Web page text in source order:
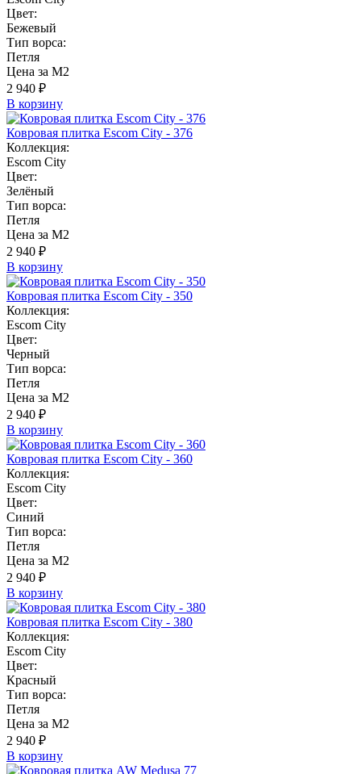
Цвет:
Бежевый
Тип ворса:
Петля
Цена за М2
2 940 ₽
В корзину
Ковровая плитка Escom City - 376
Коллекция:
Escom City
Цвет:
Зелёный
Тип ворса:
Петля
Цена за М2
2 940 ₽
В корзину
Ковровая плитка Escom City - 350
Коллекция:
Escom City
Цвет:
Черный
Тип ворса:
Петля
Цена за М2
2 940 ₽
В корзину
Ковровая плитка Escom City - 360
Коллекция:
Escom City
Цвет:
Синий
Тип ворса:
Петля
Цена за М2
2 940 ₽
В корзину
Ковровая плитка Escom City - 380
Коллекция:
Escom City
Цвет:
Красный
Тип ворса:
Петля
Цена за М2
2 940 ₽
В корзину